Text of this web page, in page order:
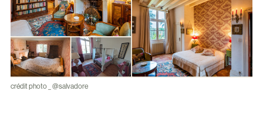
crédit photo _ @salvadore